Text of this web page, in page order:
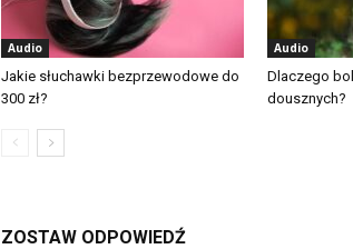
Audio
Jakie słuchawki bezprzewodowe do
300 zł?
Audio
Dlaczego
dousznych?
ZOSTAW ODPOWIEDŹ